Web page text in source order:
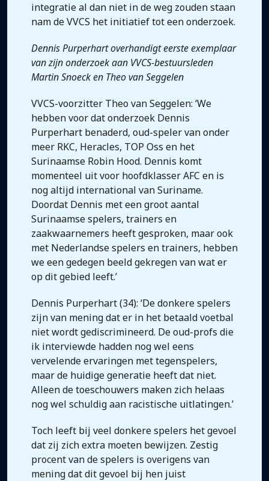
integratie al dan niet in de weg zouden staan
nam de VVCS het initiatief tot een onderzoek.
Dennis Purperhart overhandigt eerste exemplaar
van zijn onderzoek aan VVCS-bestuursleden
Martin Snoeck en Theo van Seggelen
VVCS-voorzitter Theo van Seggelen: ‘We
hebben voor dat onderzoek Dennis
Purperhart benaderd, oud-speler van onder
meer RKC, Heracles, TOP Oss en het
Surinaamse Robin Hood. Dennis komt
momenteel uit voor hoofdklasser AFC en is
nog altijd international van Suriname.
Doordat Dennis met een groot aantal
Surinaamse spelers, trainers en
zaakwaarnemers heeft gesproken, maar ook
met Nederlandse spelers en trainers, hebben
we een gedegen beeld gekregen van wat er
op dit gebied leeft.’
Dennis Purperhart (34): ‘De donkere spelers
zijn van mening dat er in het betaald voetbal
niet wordt gediscrimineerd. De oud-profs die
ik interviewde hadden nog wel eens
vervelende ervaringen met tegenspelers,
maar de huidige generatie heeft dat niet.
Alleen de toeschouwers maken zich helaas
nog wel schuldig aan racistische uitlatingen.’
Toch leeft bij veel donkere spelers het gevoel
dat zij zich extra moeten bewijzen. Zestig
procent van de spelers is overigens van
mening dat dit gevoel bij hen juist